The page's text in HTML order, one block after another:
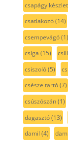
csapágy készlet
csatlakozó(14)
csempevágó(1)
csiga (15)
csiszoló(5)
csésze tartó(7)
csúszószán(1)
dagasztó(13)
damil (4)